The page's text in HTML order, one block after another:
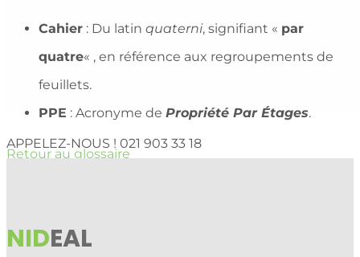
APPELEZ-NOUS ! 021 903 33 18
ESTIMER
Cahier : Du latin quaterni, signifiant « par
quatre« , en référence aux regroupements de
feuillets.
PPE : Acronyme de Propriété Par Étages.
Retour au glossaire
NIDEAL